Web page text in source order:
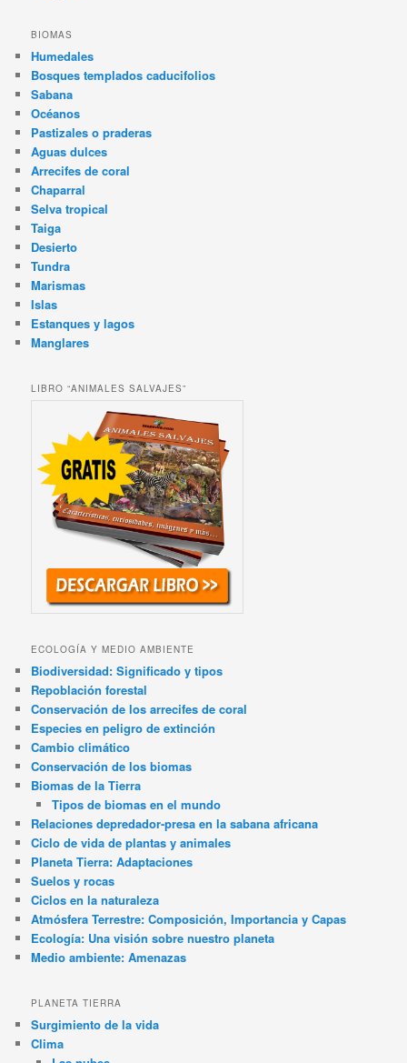
BIOMAS
Humedales
Bosques templados caducifolios
Sabana
Océanos
Pastizales o praderas
Aguas dulces
Arrecifes de coral
Chaparral
Selva tropical
Taiga
Desierto
Tundra
Marismas
Islas
Estanques y lagos
Manglares
LIBRO “ANIMALES SALVAJES”
ECOLOGÍA Y MEDIO AMBIENTE
Biodiversidad: Significado y tipos
Repoblación forestal
Conservación de los arrecifes de coral
Especies en peligro de extinción
Cambio climático
Conservación de los biomas
Biomas de la Tierra
Tipos de biomas en el mundo
Relaciones depredador-presa en la sabana africana
Ciclo de vida de plantas y animales
Planeta Tierra: Adaptaciones
Suelos y rocas
Ciclos en la naturaleza
Atmósfera Terrestre: Composición, Importancia y Capas
Ecología: Una visión sobre nuestro planeta
Medio ambiente: Amenazas
PLANETA TIERRA
Surgimiento de la vida
Clima